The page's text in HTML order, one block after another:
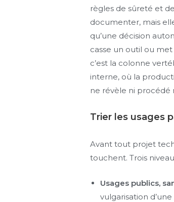
règles de sûreté et
documenter, mais
qu’une décision
casse un outil ou met
c’est la colonne
interne, où la
ne révèle ni procédé
Trier les usages
Avant tout projet
touchent. Trois
Usages publics,
vulgarisation